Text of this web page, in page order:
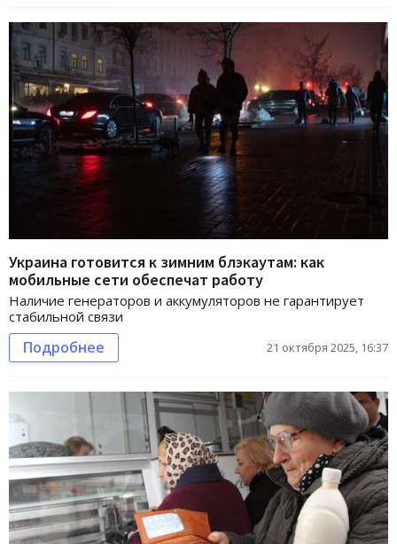
Украина готовится к зимним блэкаутам: как
мобильные сети обеспечат работу
Наличие генераторов и аккумуляторов не гарантирует
стабильной связи
Подробнее 21 октября 2025, 16:37